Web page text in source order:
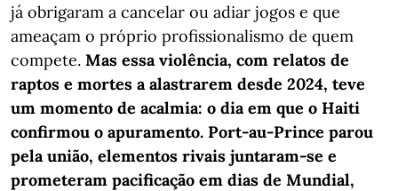
já obrigaram a cancelar ou adiar jogos e que
ameaçam o próprio profissionalismo de quem
compete. Mas essa violência, com relatos de
raptos e mortes a alastrarem desde 2024, teve
um momento de acalmia: o dia em que o Haiti
confirmou o apuramento. Port-au-Prince parou
pela união, elementos rivais juntaram-se e
prometeram pacificação em dias de Mundial,